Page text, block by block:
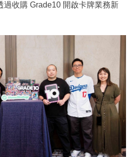
過收購 Grade10 開啟卡牌業務新